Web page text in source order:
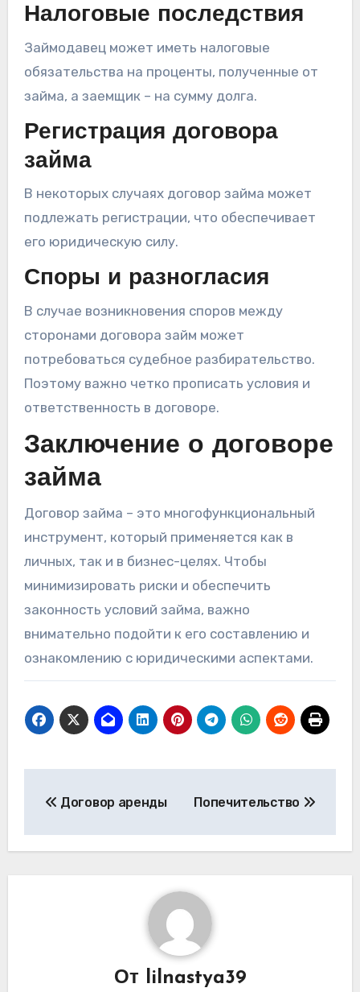
Налоговые последствия
Займодавец может иметь налоговые
обязательства на проценты, полученные от
займа, а заемщик – на сумму долга.
Регистрация договора
займа
В некоторых случаях договор займа может
подлежать регистрации, что обеспечивает
его юридическую силу.
Споры и разногласия
В случае возникновения споров между
сторонами договора займ может
потребоваться судебное разбирательство.
Поэтому важно четко прописать условия и
ответственность в договоре.
Заключение о договоре
займа
Договор займа – это многофункциональный
инструмент, который применяется как в
личных, так и в бизнес-целях. Чтобы
минимизировать риски и обеспечить
законность условий займа, важно
внимательно подойти к его составлению и
ознакомлению с юридическими аспектами.
записям
Договор аренды Попечительство
От lilnastya39